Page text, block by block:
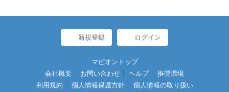
新規登録 ログイン
マピオントップ
会社概要
お問い合わせ ヘルプ
推奨環境
利用規約
個人情報保護方針
個人情報の取り扱い